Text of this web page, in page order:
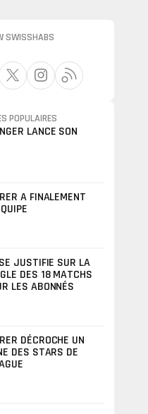
SWISSHABS
POPULAIRES
LANCE SON
A FINALEMENT
JUSTIFIE SUR LA
DES 18 MATCHS
LES ABONNÉS
DÉCROCHE UN
DES STARS DE